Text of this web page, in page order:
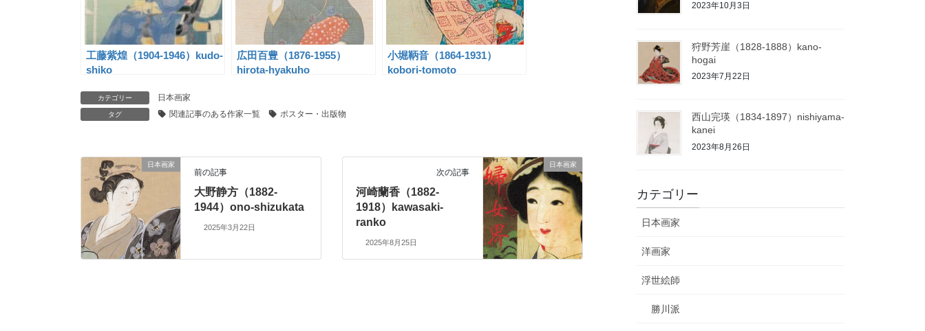
工藤紫煌（1904-1946）kudo-
shiko
広田百豊（1876-1955）
hirota-hyakuho
小堀鞆音（1864-1931）
kobori-tomoto
カテゴリー 日本画家
タグ 関連記事のある作家一覧 ポスター・出版物
日本画家
前の記事
大野静方（1882-
1944）ono-shizukata
2025年3月22日
日本画家
次の記事
河崎蘭香（1882-
1918）kawasaki-
ranko
2025年8月25日
2023年10月3日
狩野芳崖（1828-1888）kano-
hogai
2023年7月22日
西山完瑛（1834-1897）nishiyama-
kanei
2023年8月26日
カテゴリー
日本画家
洋画家
浮世絵師
勝川派